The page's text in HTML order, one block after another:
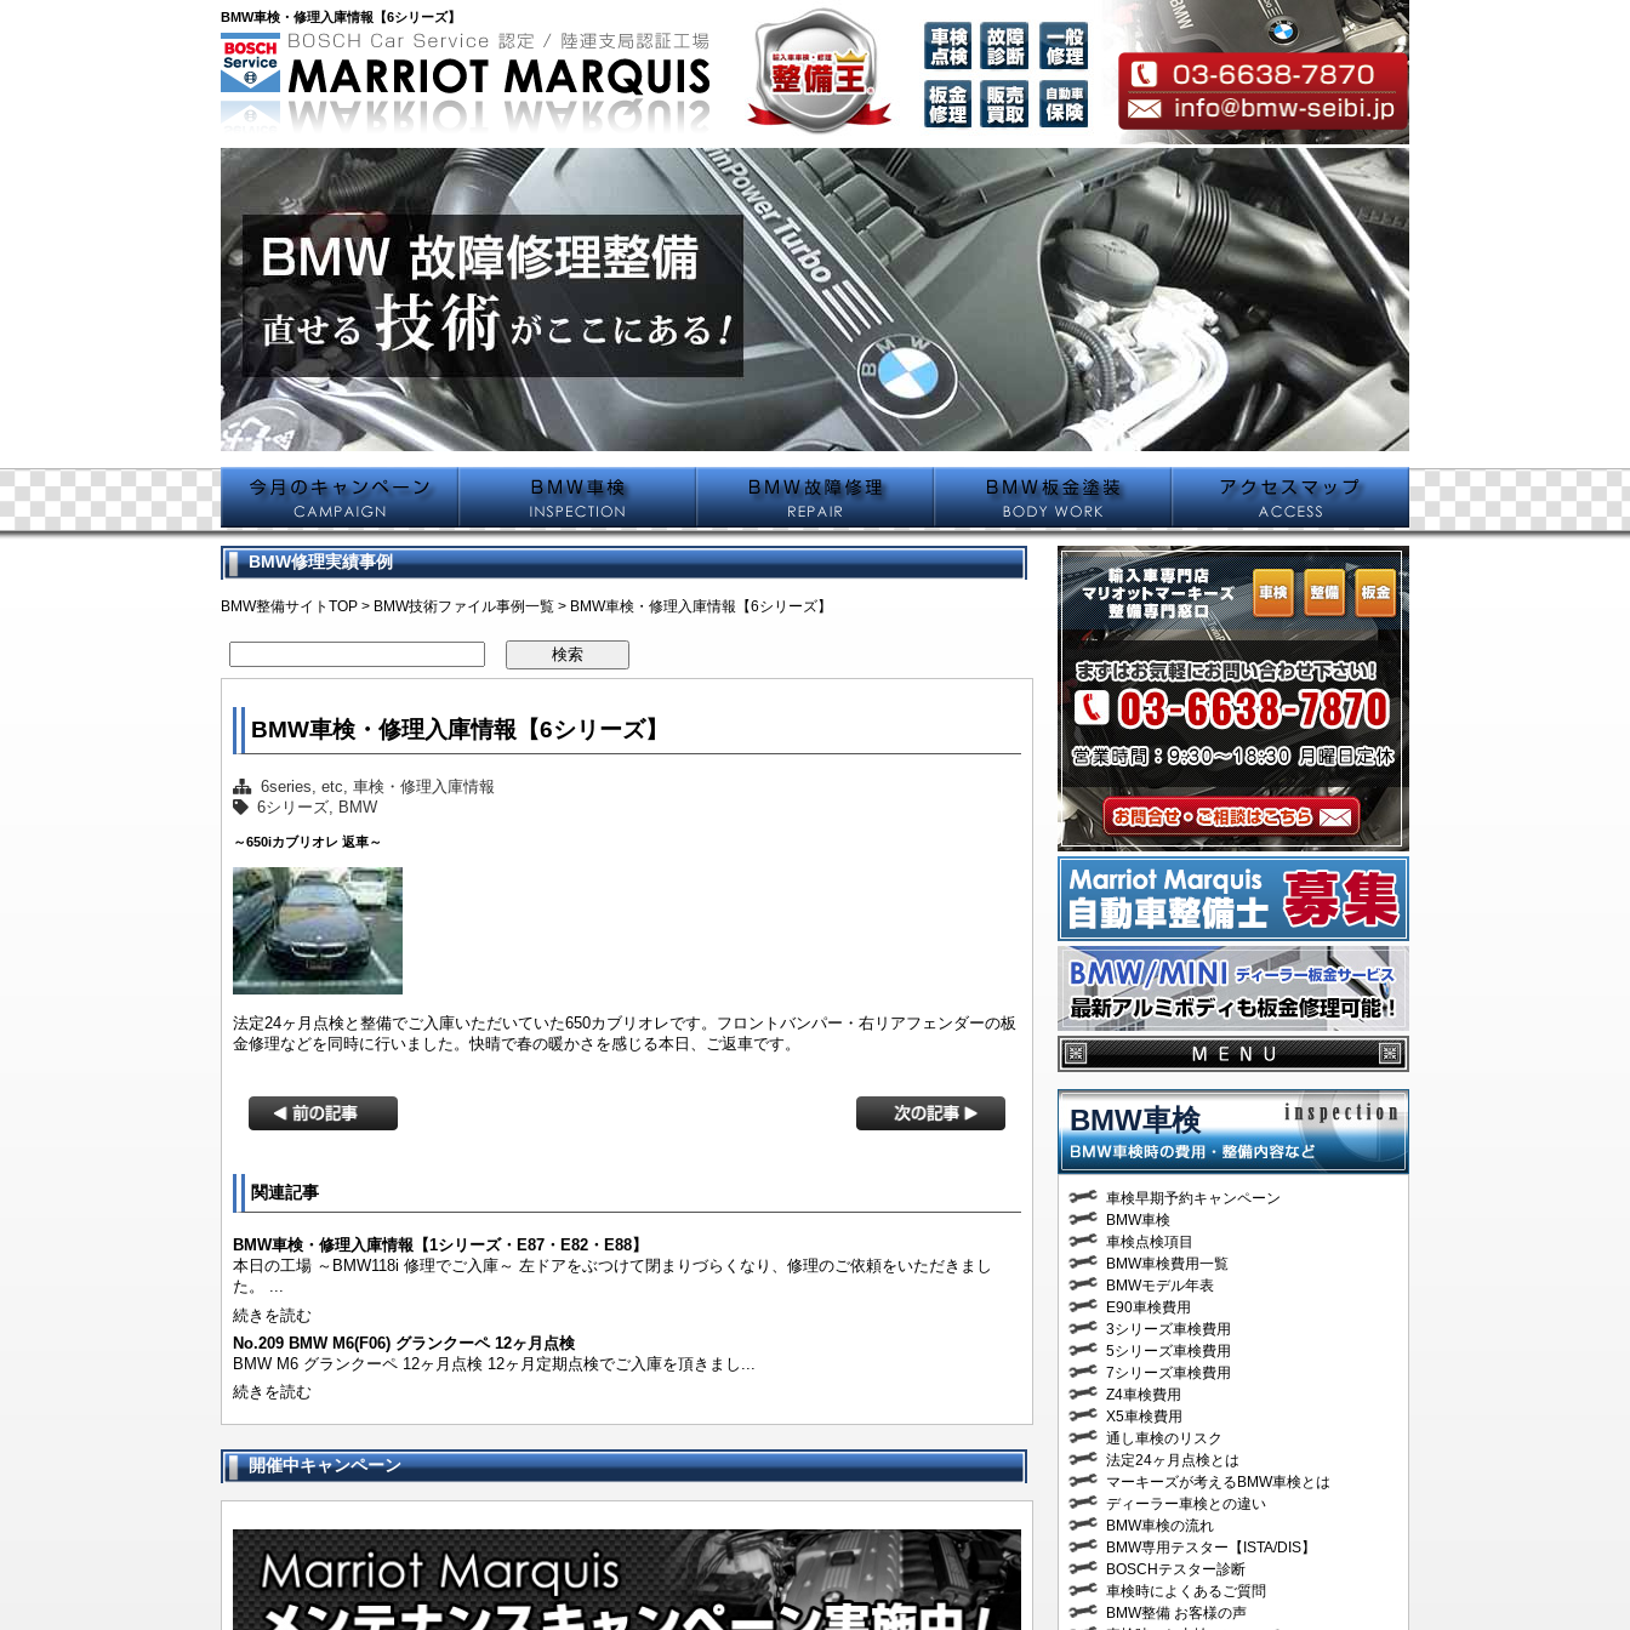
BMW車検・修理入庫情報【6シリーズ】
車検早期予約キャンペーン
BMW車検
車検点検項目
BMW車検費用一覧
BMWモデル年表
通し車検のリスク
法定24ヶ月点検とは
マーキーズが考えるBMW車検
BMW車検の流れ
車検時によくあるご質問
整備スタッフブログ
車検に関するお問い合わせ BMW修理概要
BMW修理費用
修理事例技術ファイル 板金塗装修理事例
事故修理保険
板金修理メールフォーム 千葉からお越しのお客様へ
横浜からお越しのお客様へ
埼玉からお越しのお客様へ
BMW修理実績事例
BMW整備サイトTOP > BMW技術ファイル事例一覧 > BMW車検・修理入庫情報【6シリーズ】
検索
BMW車検・修理入庫情報【6シリーズ】
6series,etc,車検・修理入庫情報
6シリーズ, BMW
～650iカブリオレ 返車～
法定24ヶ月点検と整備でご入庫いただいていた650カブリオレです。フロントバンパー・右リアフェンダーの板
金修理などを同時に行いました。快晴で春の暖かさを感じる本日、ご返車です。
関連記事
BMW車検・修理入庫情報【1シリーズ・E87・E82・E88】
本日の工場 ～BMW118i 修理でご入庫～ 左ドアをぶつけて閉まりづらくなり、修理のご依頼をいただきまし
た。 ...
続きを読む
No.209 BMW M6(F06) グランクーペ 12ヶ月点検
BMW M6 グランクーペ 12ヶ月点検 12ヶ月定期点検でご入庫を頂きまし...
続きを読む
開催中キャンペーン
BMW車検
車検早期予約キャンペーン
BMW車検
車検点検項目
BMW車検費用一覧
BMWモデル年表
E90車検費用
3シリーズ車検費用
5シリーズ車検費用
7シリーズ車検費用
Z4車検費用
X5車検費用
通し車検のリスク
法定24ヶ月点検とは
マーキーズが考えるBMW車検とは
ディーラー車検との違い
BMW車検の流れ
BMW専用テスター【ISTA/DIS】
BOSCHテスター診断
車検時によくあるご質問
BMW整備 お客様の声